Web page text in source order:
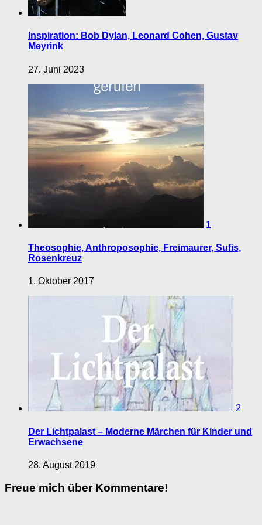
Inspiration: Bob Dylan, Leonard Cohen, Gustav
Meyrink
27. Juni 2023
1
Theosophie, Anthroposophie, Freimaurer, Sufis,
Rosenkreuz
1. Oktober 2017
2
Der Lichtpalast – Moderne Märchen für Kinder und
Erwachsene
28. August 2019
Freue mich über Kommentare!